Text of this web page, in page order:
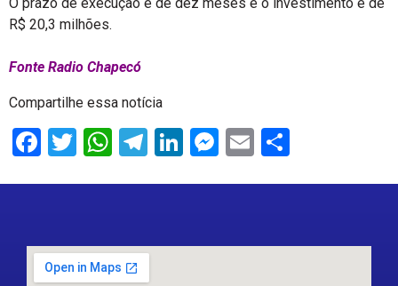
R$ 20,3 milhões.
Fonte Radio Chapecó
Compartilhe essa notícia
Facebook
Twitter
WhatsApp
Telegram
LinkedIn
Messenger
Email